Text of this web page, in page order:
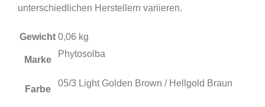
unterschiedlichen Herstellern variieren.
Gewicht 0,06 kg
Marke
Phytosolba
Farbe
05/3 Light Golden Brown / Hellgold Braun